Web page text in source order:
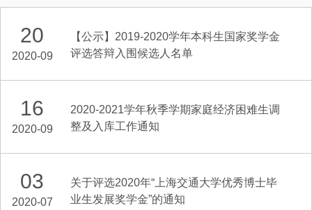
20
2020-09
【公示】2019-2020学年本科生国家奖学金
评选答辩入围候选人名单
16
2020-09
2020-2021学年秋季学期家庭经济困难生调
整及入库工作通知
03
2020-07
关于评选2020年“上海交通大学优秀博士毕
业生发展奖学金”的通知